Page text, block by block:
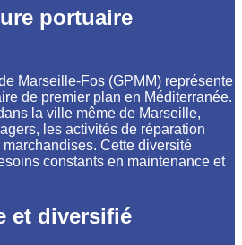
portuaire
Marseille-Fos (GPMM) représente
de premier plan en Méditerranée.
la ville même de Marseille,
les activités de réparation
Cette diversité
constants en maintenance et
et diversifié